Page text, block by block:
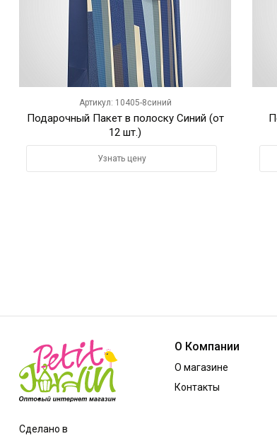
Артикул: 10405-8синий
Подарочный Пакет в полоску Синий (от
12 шт.)
Узнать цену
Сделано в
О Компании
О магазине
Контакты